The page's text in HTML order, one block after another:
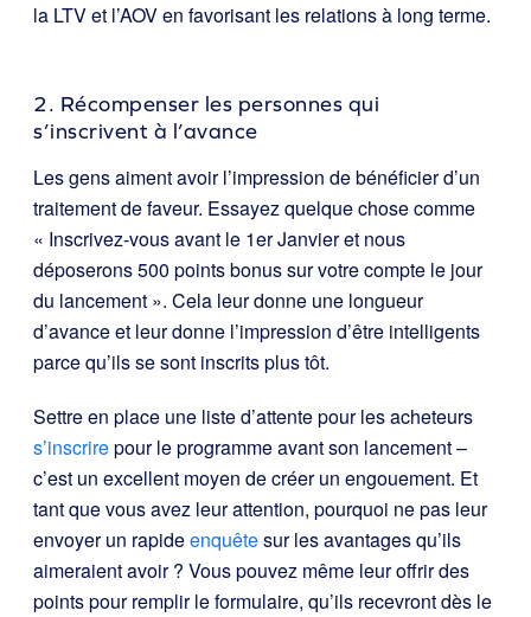
la LTV et l’AOV en favorisant les relations à long terme.
2. Récompenser les personnes qui
s’inscrivent à l’avance
Les gens aiment avoir l’impression de bénéficier d’un
traitement de faveur. Essayez quelque chose comme
« Inscrivez-vous avant le 1er Janvier et nous
déposerons 500 points bonus sur votre compte le jour
du lancement ». Cela leur donne une longueur
d’avance et leur donne l’impression d’être intelligents
parce qu’ils se sont inscrits plus tôt.
Settre en place une liste d’attente pour les acheteurs
s’inscrirepour le programme avant son lancement –
c’est un excellent moyen de créer un engouement. Et
tant que vous avez leur attention, pourquoi ne pas leur
envoyer un rapideenquêtesur les avantages qu’ils
aimeraient avoir ? Vous pouvez même leur offrir des
points pour remplir le formulaire, qu’ils recevront dès le